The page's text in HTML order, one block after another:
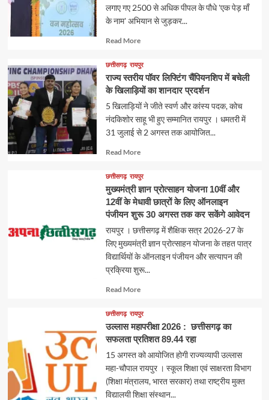
लगाए गए 2500 से अधिक पीपल के पौधे 'एक पेड़ माँ
के नाम' अभियान से जुड़कर...
Read MoreRead
about
छत्तीसगढ़ रायपुर
राज्य स्तरीय पॉवर लिफ्टिंग चैंपियनशिप में बचेली
के खिलाड़ियों का शानदार प्रदर्शन
5 खिलाड़ियों ने जीते स्वर्ण और कांस्य पदक, कोच
नंदकिशोर साहू भी हुए सम्मानित रायपुर । धमतरी में
31 जुलाई से 2 अगस्त तक आयोजित...
Read MoreRead
about
छत्तीसगढ़ रायपुर
मुख्यमंत्री ज्ञान प्रोत्साहन योजना 10वीं और
12वीं के मेधावी छात्रों के लिए ऑनलाइन
पंजीयन शुरू 30 अगस्त तक कर सकेंगे आवेदन
रायपुर । छत्तीसगढ़ में शैक्षिक सत्र 2026-27 के
लिए मुख्यमंत्री ज्ञान प्रोत्साहन योजना के तहत पात्र
विद्यार्थियों के ऑनलाइन पंजीयन और सत्यापन की
प्रक्रिया शुरू...
Read MoreRead
about
छत्तीसगढ़ रायपुर
उल्लास महापरीक्षा 2026 : छत्तीसगढ़ का
सफलता प्रतिशत 89.44 रहा
15 अगस्त को आयोजित होगी राज्यव्यापी उल्लास
महा-चौपाल रायपुर । स्कूल शिक्षा एवं साक्षरता विभाग
(शिक्षा मंत्रालय, भारत सरकार) तथा राष्ट्रीय मुक्त
विद्यालयी शिक्षा संस्थान...